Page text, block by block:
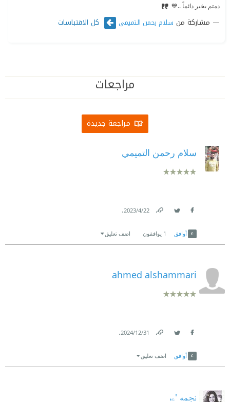
دمتم بخير دائماً ..💙
مشاركة من سلام رحمن التميمي كل الاقتباسات
مراجعات
مراجعة جديدة
سلام رحمن التميمي
22‏/4‏/2023
.
أوافق 1 يوافقون اضف تعليق
ahmed alshammari
31‏/12‏/2024
.
أوافق اضف تعليق
نجمه 'ۦ،